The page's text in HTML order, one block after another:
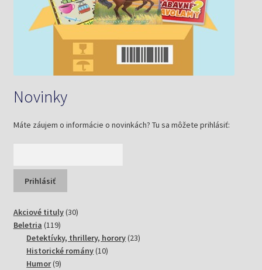
Novinky
Máte záujem o informácie o novinkách? Tu sa môžete prihlásiť:
Akciové tituly 3030
Beletria 119119
produktov
Detektívky, thrillery, horory 2323
Historické romány 1010
Humor 99